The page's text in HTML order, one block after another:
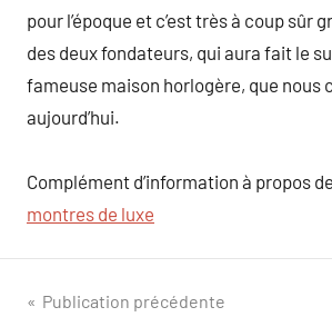
pour l’époque et c’est très à coup sûr
des deux fondateurs, qui aura fait le
fameuse maison horlogère, que nous
aujourd’hui.
Complément d’information à propos de
montres de luxe
Navigation
Publication précédente